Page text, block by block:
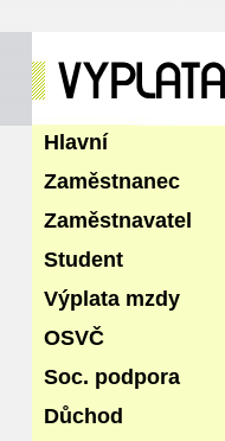
Hlavní
Zaměstnanec
Zaměstnavatel
Student
Výplata mzdy
OSVČ
Soc. podpora
Důchod